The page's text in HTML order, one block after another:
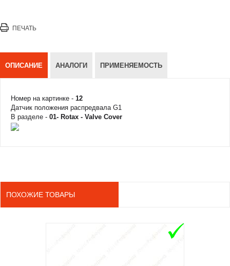
ПЕЧАТЬ
ОПИСАНИЕ АНАЛОГИ ПРИМЕНЯЕМОСТЬ
Номер на картинке - 12
Датчик положения распредвала G1
В разделе - 01- Rotax - Valve Cover
ПОХОЖИЕ ТОВАРЫ